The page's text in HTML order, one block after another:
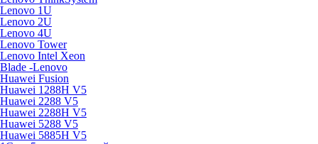
Lenovo 1U
Lenovo 2U
Lenovo 4U
Lenovo Tower
Lenovo Intel Xeon
Blade -Lenovo
Huawei Fusion
Huawei 1288H V5
Huawei 2288 V5
Huawei 2288H V5
Huawei 5288 V5
Huawei 5885H V5